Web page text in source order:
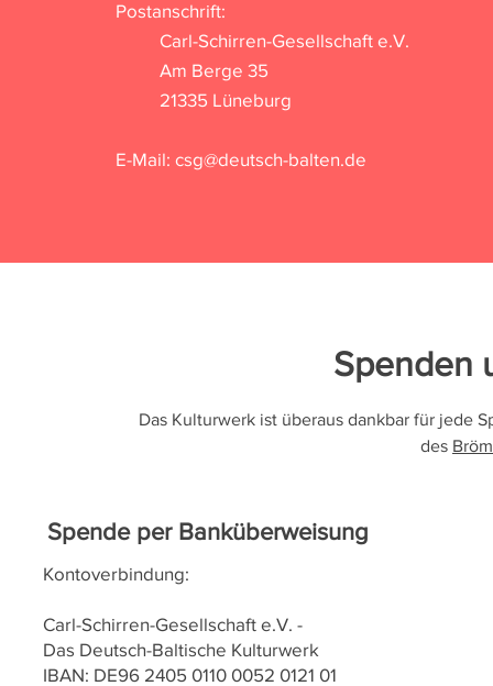
Postanschrift:
Carl-Schirren-Gesellschaft e.V.
Am Berge 35
21335 Lüneburg
E-Mail: csg@deutsch-balten.de
Spenden
Das Kulturwerk ist überaus dankbar für jede
des
Spende per Banküberweisung
Kontoverbindung:
Carl-Schirren-Gesellschaft e.V. -
Das Deutsch-Baltische Kulturwerk
IBAN: DE96 2405 0110 0052 0121 01